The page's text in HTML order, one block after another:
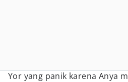
Yor yang panik karena Anya